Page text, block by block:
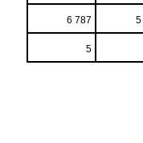
6 787 5
5